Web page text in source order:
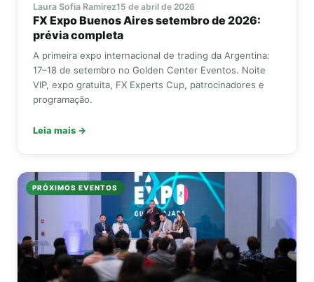
Laura Sofia Ramirez15 de abril de 2026
FX ExpoBuenos Aires setembro de 2026:
prévia completa
A primeira expo internacional de trading da Argentina:
17–18 de setembro no Golden Center Eventos. Noite
VIP, expo gratuita, FX Experts Cup, patrocinadores e
programação.
Leia mais →
PRÓXIMOS EVENTOS